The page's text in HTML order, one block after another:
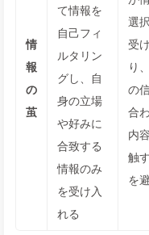
情
報
の
茧
て情報を
自己フィ
ルタリン
グし、自
身の立場
や好みに
合致する
情報のみ
を受け入
れる
選
受
り
の
合
内
触
を